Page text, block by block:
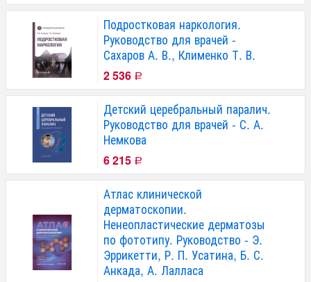
Подростковая наркология.
Руководство для врачей -
Сахаров А. В., Клименко Т. В.
2 536 Р
Детский церебральный паралич.
Руководство для врачей - С. А.
Немкова
6 215 Р
Атлас клинической
дерматоскопии.
Ненеопластические дерматозы
по фототипу. Руководство - Э.
Эррикетти, Р. П. Усатина, Б. С.
Анкада, А. Лалласа